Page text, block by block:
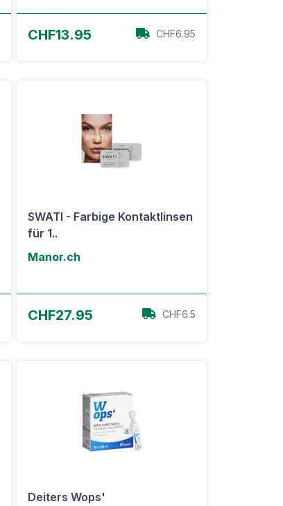
CHF13.95 CHF6.95
SWATI - Farbige Kontaktlinsen
für 1..
Manor.ch
CHF27.95 CHF6.5
Deiters Wops'